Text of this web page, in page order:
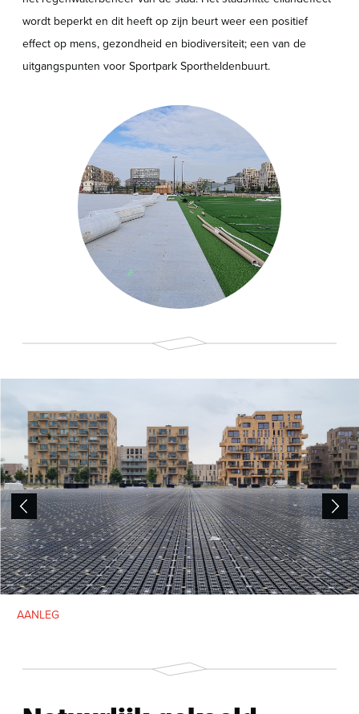
wordt beperkt en dit heeft op zijn beurt weer een positief
effect op mens, gezondheid en biodiversiteit; een van de
uitgangspunten voor Sportpark Sportheldenbuurt.